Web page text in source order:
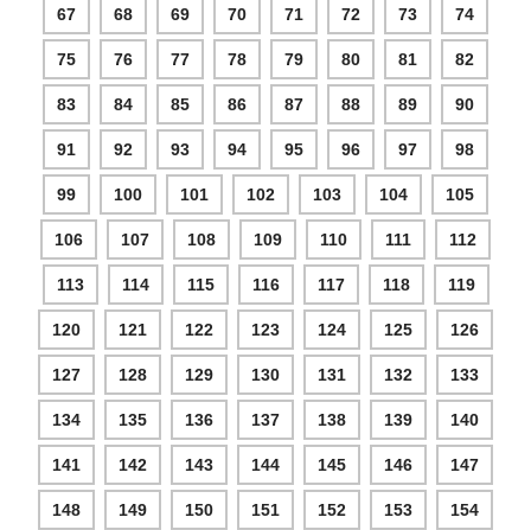
67 68 69 70 71 72 73 74
75 76 77 78 79 80 81 82
83 84 85 86 87 88 89 90
91 92 93 94 95 96 97 98
99 100 101 102 103 104 105
106 107 108 109 110 111 112
113 114 115 116 117 118 119
120 121 122 123 124 125 126
127 128 129 130 131 132 133
134 135 136 137 138 139 140
141 142 143 144 145 146 147
148 149 150 151 152 153 154